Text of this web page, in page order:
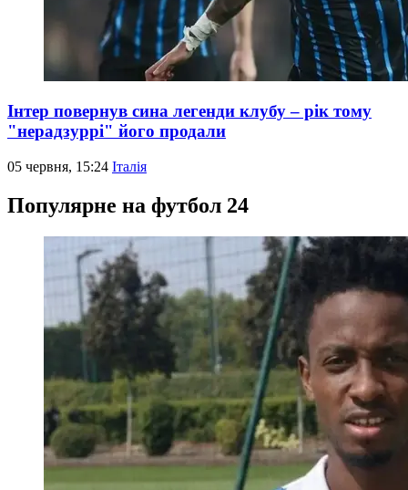
Інтер повернув сина легенди клубу – рік тому
"нерадзуррі" його продали
05 червня, 15:24 Італія
Популярне на футбол 24